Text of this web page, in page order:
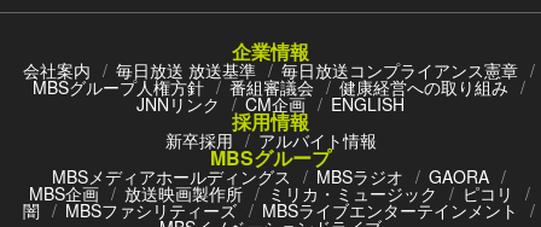
企業情報
会社案内 毎日放送 放送基準 毎日放送コンプライアンス憲章
MBSグループ人権方針 番組審議会 健康経営への取り組み
JNNリンク CM企画 ENGLISH
採用情報
新卒採用 アルバイト情報
MBSグループ
MBSメディアホールディングス MBSラジオ GAORA
MBS企画 放送映画製作所 ミリカ・ミュージック ピコリ
闇 MBSファシリティーズ MBSライブエンターテインメント